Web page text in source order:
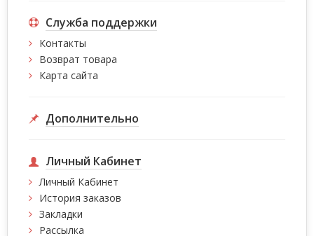
Служба поддержки
Контакты
Возврат товара
Карта сайта
Дополнительно
Личный Кабинет
Личный Кабинет
История заказов
Закладки
Рассылка